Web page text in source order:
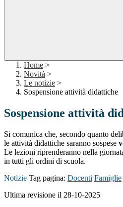
Home >
Novità >
Le notizie >
Sospensione attività didattiche
Sospensione attività
Si comunica che, secondo quanto
le attività didattiche saranno sospese
Le lezioni riprenderanno nella
in tutti gli ordini di scuola.
Notizie Tag pagina: Docenti Famiglie
Ultima revisione il 28-10-2025